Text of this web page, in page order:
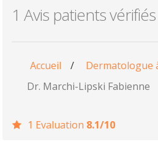
1 Avis patients vérifiés
Accueil / Dermatologue
Dr. Marchi-Lipski Fabienne
1 Evaluation 8.1/10